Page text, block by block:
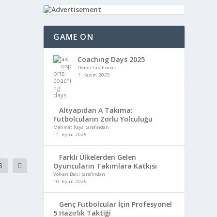
GAME ON
Coachıng Days 2025
Demir tarafından
1. Kasım 2025
Altyapıdan A Takıma:
Futbolcuların Zorlu Yolculuğu
Mehmet Kaya tarafından
11. Eylül 2025
Farklı Ülkelerden Gelen
Oyuncuların Takımlara Katkısı
Volkan Balcı tarafından
10. Eylül 2025
Genç Futbolcular İçin Profesyonel
5 Hazırlık Taktiği